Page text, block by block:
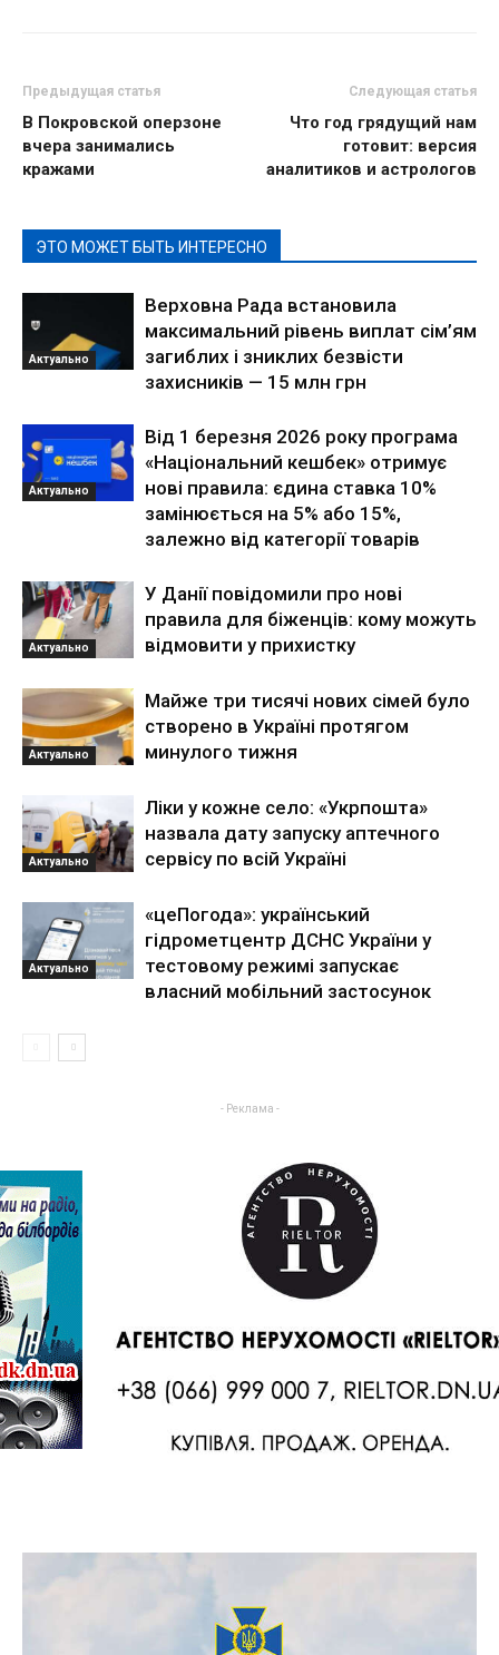
Предыдущая статья
В Покровской оперзоне
вчера занимались
кражами
Следующая статья
Что год грядущий нам
готовит: версия
аналитиков и астрологов
ЭТО МОЖЕТ БЫТЬ ИНТЕРЕСНО
Актуально
Верховна Рада встановила
максимальний рівень виплат сім’ям
загиблих і зниклих безвісти
захисників — 15 млн грн
Актуально
Від 1 березня 2026 року програма
«Національний кешбек» отримує
нові правила: єдина ставка 10%
замінюється на 5% або 15%,
залежно від категорії товарів
Актуально
У Данії повідомили про нові
правила для біженців: кому можуть
відмовити у прихистку
Актуально
Майже три тисячі нових сімей було
створено в Україні протягом
минулого тижня
Актуально
Ліки у кожне село: «Укрпошта»
назвала дату запуску аптечного
сервісу по всій Україні
Актуально
«цеПогода»: український
гідрометцентр ДСНС України у
тестовому режимі запускає
власний мобільний застосунок
- Реклама -